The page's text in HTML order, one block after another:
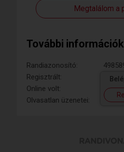
Megtalálom a
További információk
Randiazonosító:
Regisztrált:
Online volt:
Olvasatlan üzenetei: